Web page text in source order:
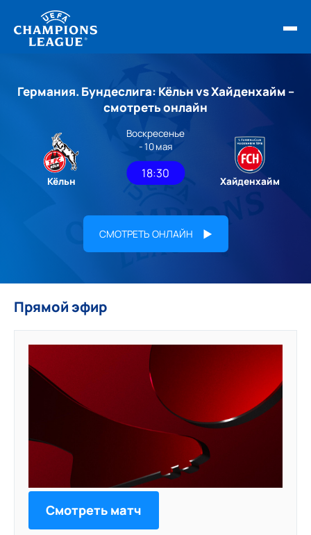
ОБЗОРЫ ЛЧ УЕФА
НОВОСТИ
РАСПИСАНИЕ
Германия. Бундеслига: Кёльн vs Хайденхайм –
смотреть онлайн
Кёльн
Воскресенье
- 10 мая
18:30
Хайденхайм
СМОТРЕТЬ ОНЛАЙН
Прямой эфир
Смотреть матч